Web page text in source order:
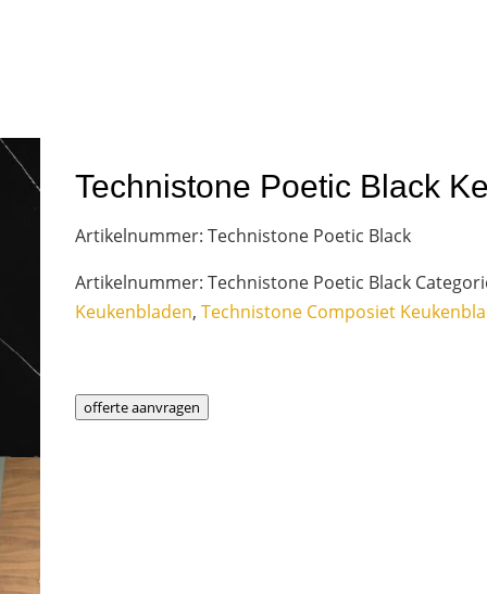
Technistone Poetic Black
Artikelnummer: Technistone Poetic Black
Artikelnummer: Technistone Poetic Black
Keukenbladen,Technistone Composiet
offerte aanvragen